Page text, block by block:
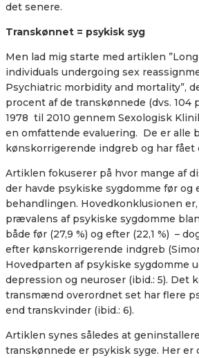
det senere.
Transkønnet = psykisk syg
Men lad mig starte med artiklen ”
individuals undergoing sex
Psychiatric morbidity and mortality”,
procent af de transkønnede (dvs. 104
1978 til 2010 gennem Sexologisk
en omfattende evaluering. De er alle
kønskorrigerende indgreb og har fået
Artiklen fokuserer på hvor mange af
der havde psykiske sygdomme før og
behandlingen. Hovedkonklusionen
prævalens af psykiske sygdomme
både før (27,9 %) og efter (22,1 %) –
efter kønskorrigerende indgreb
Hovedparten af psykiske sygdomme
depression og neuroser (ibid.: 5). Det
transmænd overordnet set har flere
end transkvinder (ibid.: 6).
Artiklen synes således at
transkønnede er psykisk syge. Her er